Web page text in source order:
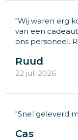
"Wij waren erg
van een
ons personeel.
Ruud
22 juli 2026
"Snel geleverd
Cas